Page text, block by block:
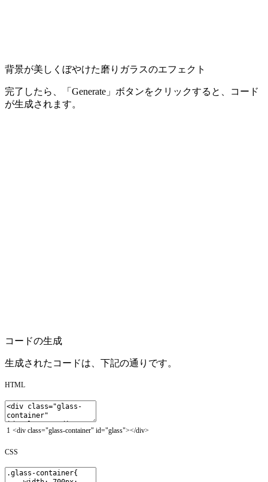
背景が美しくぼやけた磨りガラスのエフェクト
完了したら、「Generate」ボタンをクリックすると、コード
が生成されます。
コードの生成
生成されたコードは、下記の通りです。
HTML
1 <div class="glass-container" id="glass"></div>
CSS